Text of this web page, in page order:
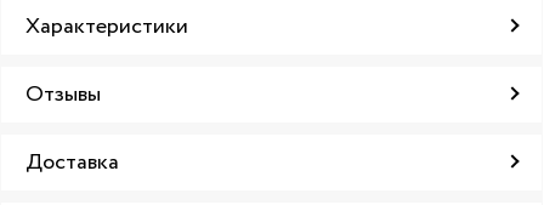
Характеристики
Отзывы
Доставка